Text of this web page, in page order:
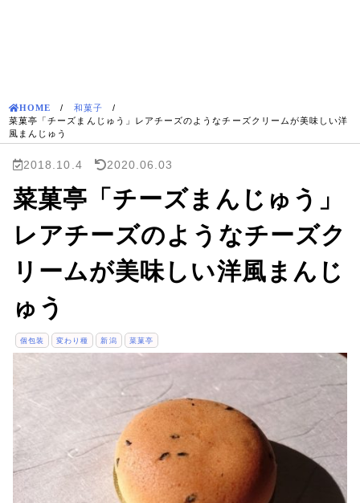
HOME / 和菓子 /
菜菓亭「チーズまんじゅう」レアチーズのようなチーズクリームが美味しい洋
風まんじゅう
2018.10.4 2020.06.03
菜菓亭「チーズまんじゅう」
レアチーズのようなチーズク
リームが美味しい洋風まんじ
ゅう
個包装 変わり種 新潟 菜菓亭